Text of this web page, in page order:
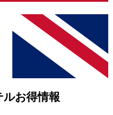
ルお得情報